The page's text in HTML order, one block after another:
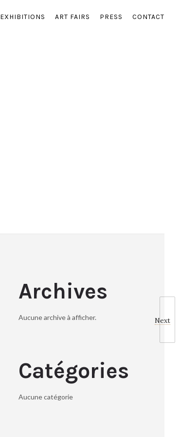
EXHIBITIONS ART FAIRS PRESS CONTACT
Next
Archives
Aucune archive à afficher.
Catégories
Aucune catégorie